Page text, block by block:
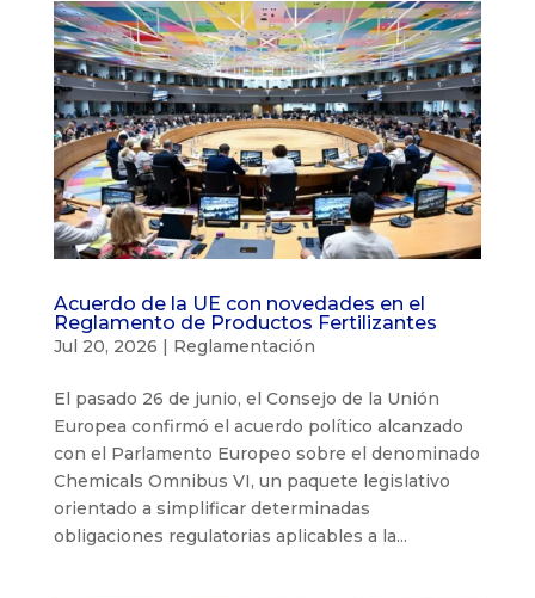
Acuerdo de la UE con novedades en el
Reglamento de Productos Fertilizantes
Jul 20, 2026 | Reglamentación
El pasado 26 de junio, el Consejo de la Unión
Europea confirmó el acuerdo político alcanzado
con el Parlamento Europeo sobre el denominado
Chemicals Omnibus VI, un paquete legislativo
orientado a simplificar determinadas
obligaciones regulatorias aplicables a la...